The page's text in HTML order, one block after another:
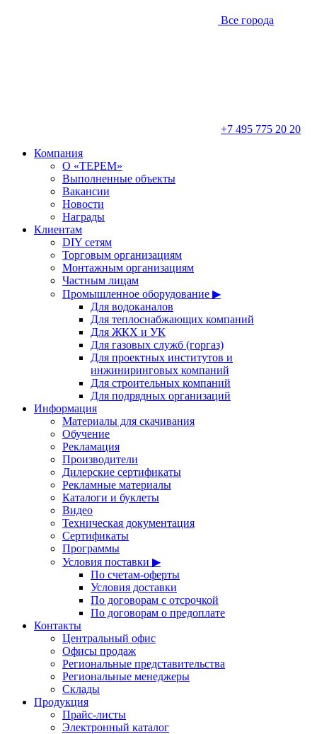
Все города
+7 495 775 20 20
Компания
О «ТЕРЕМ»
Выполненные объекты
Вакансии
Новости
Награды
Клиентам
DIY сетям
Торговым организациям
Монтажным организациям
Частным лицам
Промышленное оборудование ▶
Для водоканалов
Для теплоснабжающих компаний
Для ЖКХ и УК
Для газовых служб (горгаз)
Для проектных институтов и
инжиниринговых компаний
Для строительных компаний
Для подрядных организаций
Информация
Материалы для скачивания
Обучение
Рекламация
Производители
Дилерские сертификаты
Рекламные материалы
Каталоги и буклеты
Видео
Техническая документация
Сертификаты
Программы
Условия поставки ▶
По счетам-оферты
Условия доставки
По договорам с отсрочкой
По договорам о предоплате
Контакты
Центральный офис
Офисы продаж
Региональные представительства
Региональные менеджеры
Склады
Продукция
Прайс-листы
Электронный каталог